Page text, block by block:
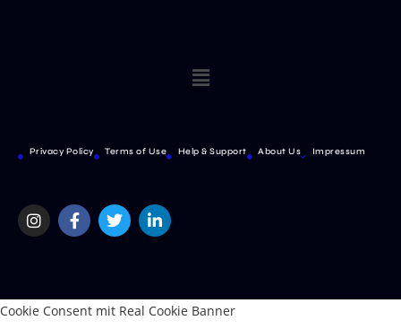
Privacy Policy Terms of Use Help & Support About Us Impressum
Cookie Consent mit Real Cookie Banner